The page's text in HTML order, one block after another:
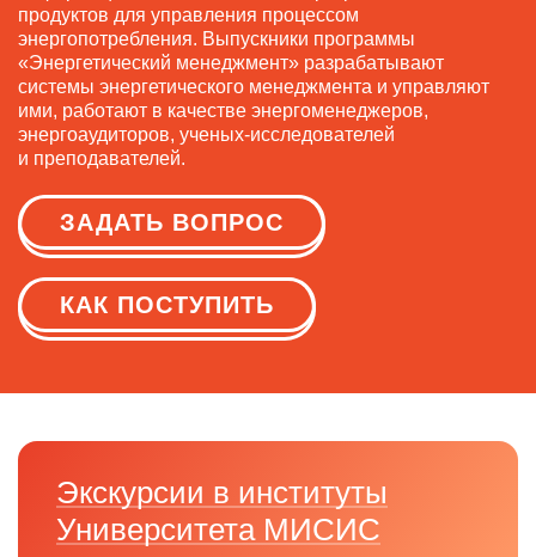
продуктов для управления процессом
энергопотребления. Выпускники программы
«Энергетический менеджмент» разрабатывают
системы энергетического менеджмента и управляют
ими, работают в качестве энергоменеджеров,
энергоаудиторов, ученых-исследователей
и преподавателей.
ЗАДАТЬ ВОПРОС
КАК ПОСТУПИТЬ
Экскурсии в институты
Университета МИСИС